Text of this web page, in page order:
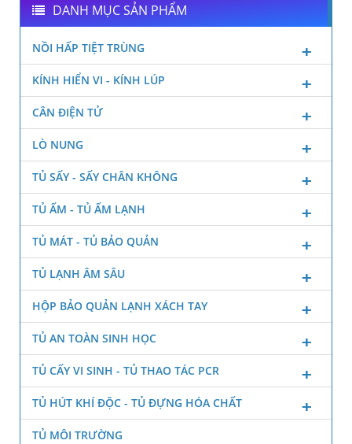
DANH MỤC SẢN PHẨM
NỒI HẤP TIỆT TRÙNG
KÍNH HIỂN VI - KÍNH LÚP
CÂN ĐIỆN TỬ
LÒ NUNG
TỦ SẤY - SẤY CHÂN KHÔNG
TỦ ẤM - TỦ ẤM LẠNH
TỦ MÁT - TỦ BẢO QUẢN
TỦ LẠNH ÂM SÂU
HỘP BẢO QUẢN LẠNH XÁCH TAY
TỦ AN TOÀN SINH HỌC
TỦ CẤY VI SINH - TỦ THAO TÁC PCR
TỦ HÚT KHÍ ĐỘC - TỦ ĐỰNG HÓA CHẤT
TỦ MÔI TRƯỜNG